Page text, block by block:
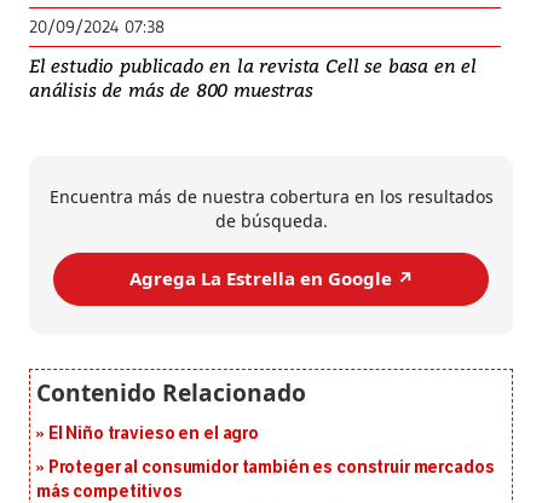
20/09/2024 07:38
El estudio publicado en la revista Cell se basa en el
análisis de más de 800 muestras
Encuentra más de nuestra cobertura en los resultados
de búsqueda.
Agrega La Estrella en Google ↗️
El Niño travieso en el agro
Proteger al consumidor también es construir mercados
más competitivos